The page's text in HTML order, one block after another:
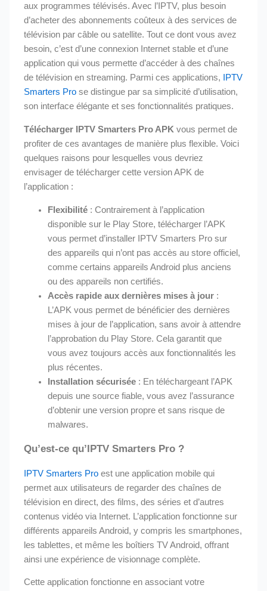
aux programmes télévisés. Avec l’IPTV, plus besoin
d’acheter des abonnements coûteux à des services de
télévision par câble ou satellite. Tout ce dont vous avez
besoin, c’est d’une connexion Internet stable et d’une
application qui vous permette d’accéder à des chaînes
de télévision en streaming. Parmi ces applications,
IPTV
Smarters Pro se distingue par sa simplicité d’utilisation,
son interface élégante et ses fonctionnalités pratiques.
Télécharger IPTV Smarters Pro APK vous permet de
profiter de ces avantages de manière plus flexible. Voici
quelques raisons pour lesquelles vous devriez
envisager de télécharger cette version APK de
l’application :
Flexibilité : Contrairement à l’application
disponible sur le Play Store, télécharger l’APK
vous permet d’installer IPTV Smarters Pro sur
des appareils qui n’ont pas accès au store officiel,
comme certains appareils Android plus anciens
ou des appareils non certifiés.
Accès rapide aux dernières mises à jour :
L’APK vous permet de bénéficier des dernières
mises à jour de l’application, sans avoir à attendre
l’approbation du Play Store. Cela garantit que
vous avez toujours accès aux fonctionnalités les
plus récentes.
Installation sécurisée : En téléchargeant l’APK
depuis une source fiable, vous avez l’assurance
d’obtenir une version propre et sans risque de
malwares.
Qu’est-ce qu’IPTV Smarters Pro ?
IPTV Smarters Pro est une application mobile qui
permet aux utilisateurs de regarder des chaînes de
télévision en direct, des films, des séries et d’autres
contenus vidéo via Internet. L’application fonctionne sur
différents appareils Android, y compris les smartphones,
les tablettes, et même les boîtiers TV Android, offrant
ainsi une expérience de visionnage complète.
Cette application fonctionne en associant votre